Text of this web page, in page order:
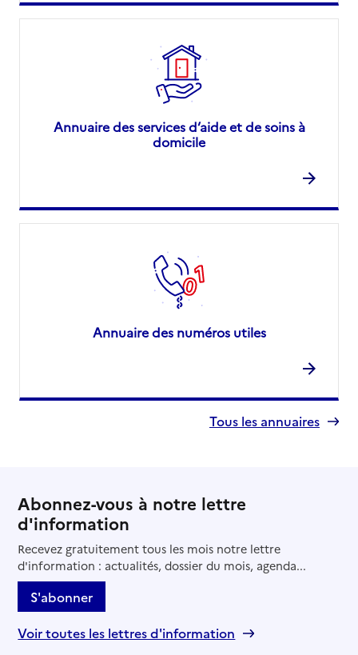
Annuaire des services d’aide et de soins à
domicile
Annuaire des numéros utiles
Tous les annuaires
Abonnez-vous à notre lettre
d'information
Recevez gratuitement tous les mois notre lettre
d'information : actualités, dossier du mois, agenda...
S'abonner
Voir toutes les lettres d'information